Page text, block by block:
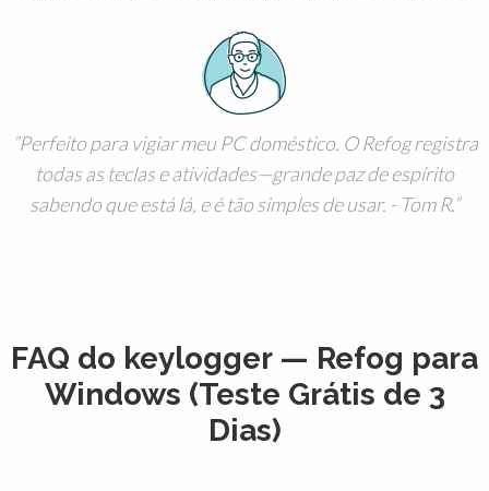
Perfeito para vigiar meu PC doméstico. O Refog registra
todas as teclas e atividades—grande paz de espírito
sabendo que está lá, e é tão simples de usar. - Tom R.
FAQ do keylogger — Refog para
Windows (Teste Grátis de 3
Dias)